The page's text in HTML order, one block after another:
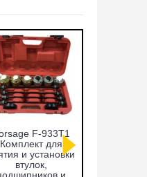
Cъёмник
внутренних
подшипников,
цанговый с